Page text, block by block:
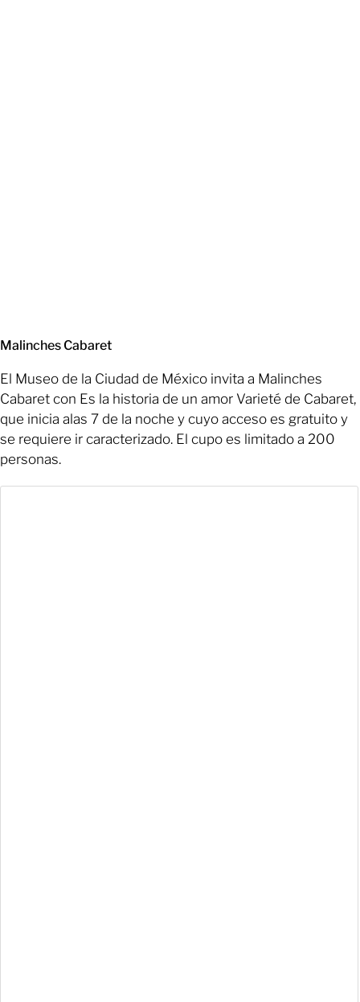
Malinches Cabaret
El Museo de la Ciudad de México invita a Malinches
Cabaret con Es la historia de un amor Varieté de Cabaret,
que inicia alas 7 de la noche y cuyo acceso es gratuito y
se requiere ir caracterizado. El cupo es limitado a 200
personas.